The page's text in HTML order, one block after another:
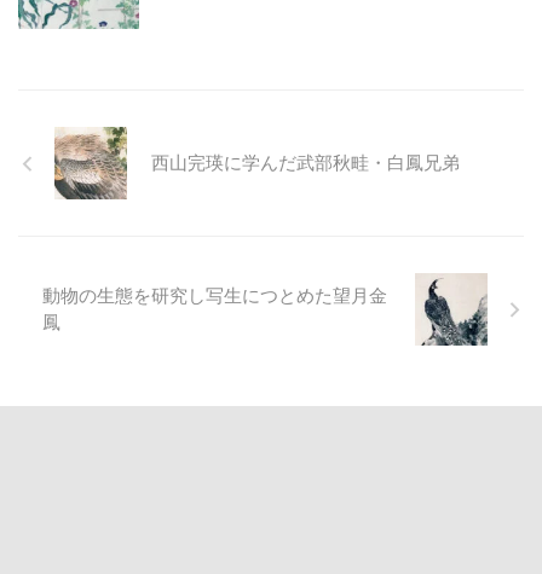
西山完瑛に学んだ武部秋畦・白鳳兄弟
動物の生態を研究し写生につとめた望月金
鳳